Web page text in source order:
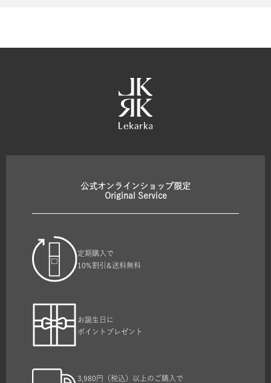
公式オンラインショップ限定
Original Service
定期購入で
10%割引&送料無料
お誕生日に
ポイントプレゼント
3,980円（税込）以上のご購入で